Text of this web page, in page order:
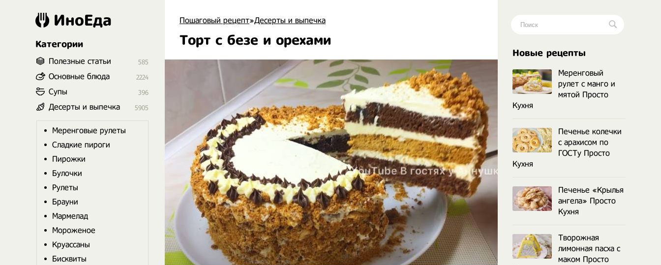
Пошаговый рецепт»Десерты и выпечка
Торт с безе и орехами
ИноЕда
Категории
Полезные статьи 585
Основные блюда 2224
Супы 396
Десерты и выпечка 5905
Меренговые рулеты
Сладкие пироги
Пирожки
Булочки
Рулеты
Брауни
Мармелад
Мороженое
Круассаны
Бисквиты
Новые рецепты
Меренговый
рулет с манго и
мятой Просто
Кухня
Печенье колечки
с арахисом по
ГОСТу Просто
Кухня
Печенье «Крылья
ангела» Просто
Кухня
Творожная
лимонная пасха с
маком Просто